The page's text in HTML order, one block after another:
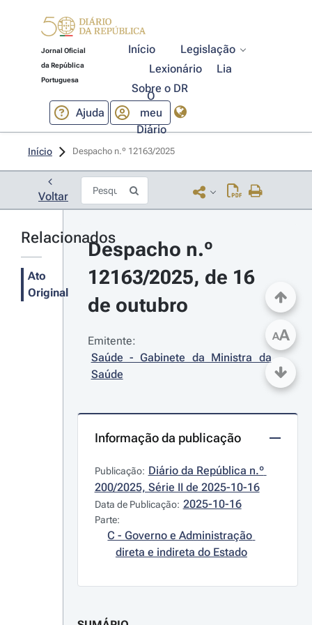
Jornal Oficial
da República
Portuguesa
Início
Legislação
Lexionário
Lia
Sobre o DR
Ajuda
O
meu
Diário
Início Despacho n.º 12163/2025
Voltar
Relacionados
Ato
Original
Despacho n.º
12163/2025, de 16
de outubro
Emitente:
Saúde - Gabinete da Ministra da
Saúde
Informação da publicação
Publicação: Diário da República n.º
200/2025, Série II de 2025-10-16
Data de Publicação: 2025-10-16
Parte:
C - Governo e Administração
direta e indireta do Estado
AA